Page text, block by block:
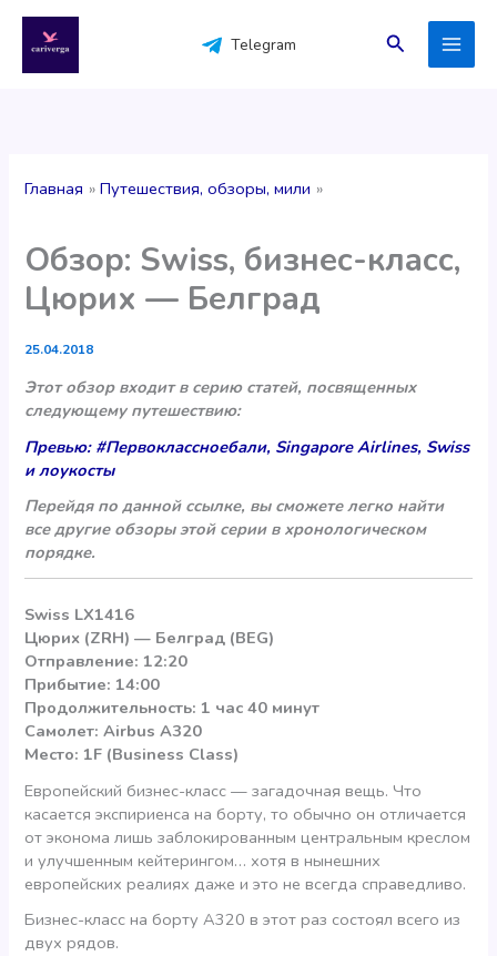
содержимому
Telegram Поиск
Главная Путешествия, обзоры, мили
Обзор: Swiss, бизнес-класс,
Цюрих — Белград
25.04.2018
Этот обзор входит в серию статей, посвященных
следующему путешествию:
Превью: #Первоклассноебали, Singapore Airlines, Swiss
и лоукосты
Перейдя по данной ссылке, вы сможете легко найти
все другие обзоры этой серии в хронологическом
порядке.
Swiss LX1416
Цюрих (ZRH) — Белград (BEG)
Отправление: 12:20
Прибытие: 14:00
Продолжительность: 1 час 40 минут
Самолет: Airbus A320
Место: 1F (Business Class)
Европейский бизнес-класс — загадочная вещь. Что
касается экспириенса на борту, то обычно он отличается
от эконома лишь заблокированным центральным креслом
и улучшенным кейтерингом… хотя в нынешних
европейских реалиях даже и это не всегда справедливо.
Бизнес-класс на борту А320 в этот раз состоял всего из
двух рядов.